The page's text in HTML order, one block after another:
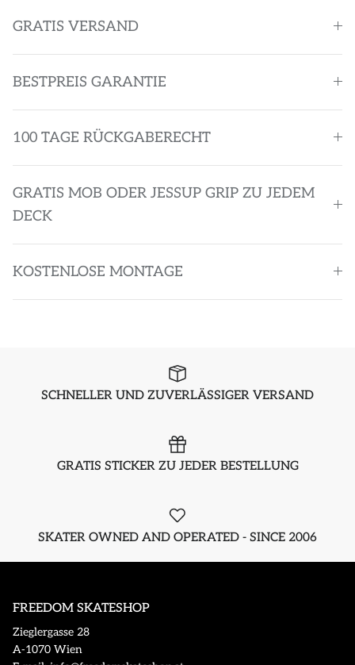
GRATIS VERSAND
BESTPREIS GARANTIE
100 TAGE RÜCKGABERECHT
GRATIS MOB ODER JESSUP GRIP ZU JEDEM
DECK
KOSTENLOSE MONTAGE
SCHNELLER UND ZUVERLÄSSIGER VERSAND
GRATIS STICKER ZU JEDER BESTELLUNG
SKATER OWNED AND OPERATED - SINCE 2006
FREEDOM SKATESHOP
Zieglergasse 28
A-1070 Wien